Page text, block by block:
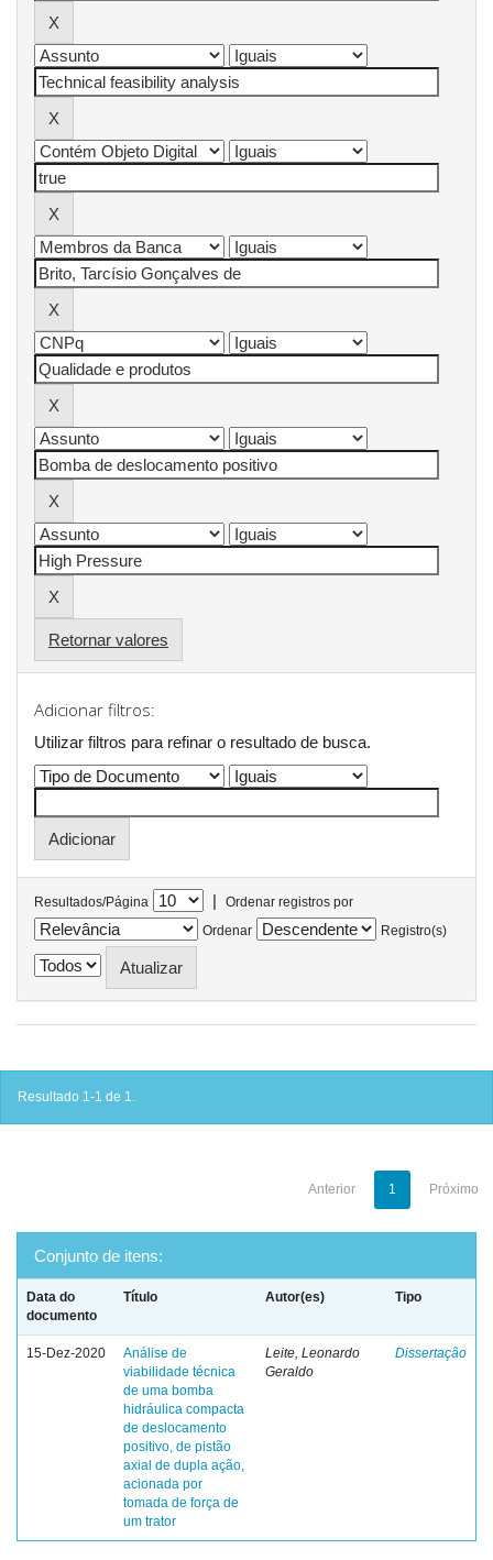
Retornar valores
Adicionar filtros:
Utilizar filtros para refinar o resultado de busca.
Resultados/Página |
Ordenar registros por
Ordenar
Registro(s)
Resultado 1-1 de 1.
Anterior 1 Próximo
Conjunto de itens:
Data do
documento
Título Autor(es) Tipo
15-Dez-2020
Análise de
viabilidade técnica
de uma bomba
hidráulica compacta
de deslocamento
positivo, de pistão
axial de dupla ação,
acionada por
tomada de força de
um trator
Leite, Leonardo
Geraldo
Dissertação